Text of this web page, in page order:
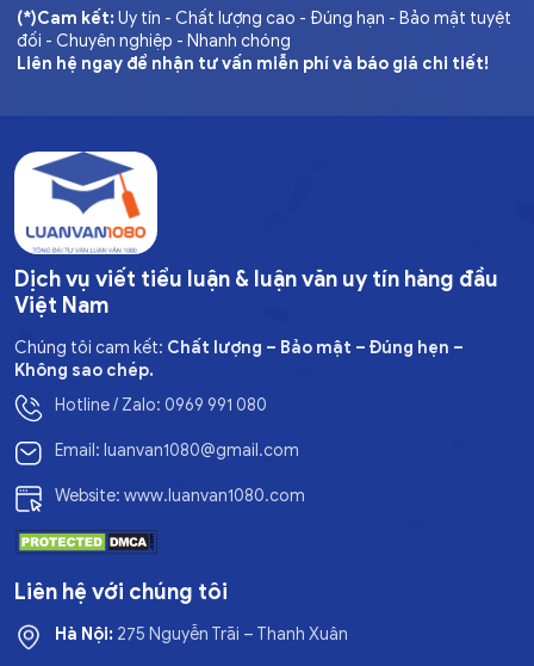
(*)Cam kết: Uy tín - Chất lượng cao - Đúng hạn - Bảo mật tuyệt
đối - Chuyên nghiệp - Nhanh chóng
Liên hệ ngay để nhận tư vấn miễn phí và báo giá chi tiết!
Dịch vụ viết tiểu luận & luận văn uy tín hàng đầu
Việt Nam
Chúng tôi cam kết: Chất lượng – Bảo mật – Đúng hẹn –
Không sao chép.
Hotline / Zalo: 0969 991 080
Email: luanvan1080@gmail.com
Website: www.luanvan1080.com
Liên hệ với chúng tôi
Hà Nội: 275 Nguyễn Trãi – Thanh Xuân